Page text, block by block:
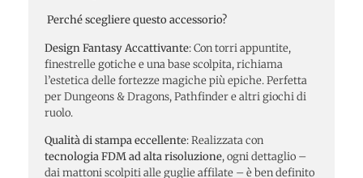
Perché scegliere questo accessorio?
Design Fantasy Accattivante: Con torri appuntite,
finestrelle gotiche e una base scolpita, richiama
l’estetica delle fortezze magiche più epiche. Perfetta
per Dungeons & Dragons, Pathfinder e altri giochi di
ruolo.
Qualità di stampa eccellente: Realizzata con
tecnologia FDM ad alta risoluzione, ogni dettaglio –
dai mattoni scolpiti alle guglie affilate – è ben definito